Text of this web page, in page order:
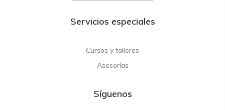
Servicios especiales
Cursos y talleres
Asesorías
Síguenos